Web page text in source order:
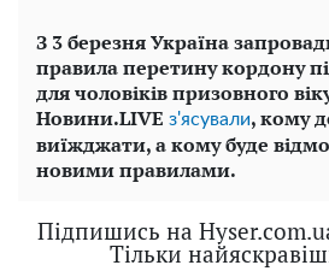
З 3 березня Україна
правила перетину кордону
для чоловіків призовного
Новини.LIVE з'ясували, кому
виїжджати, а кому буде
новими правилами.
Підпишись на
Тільки